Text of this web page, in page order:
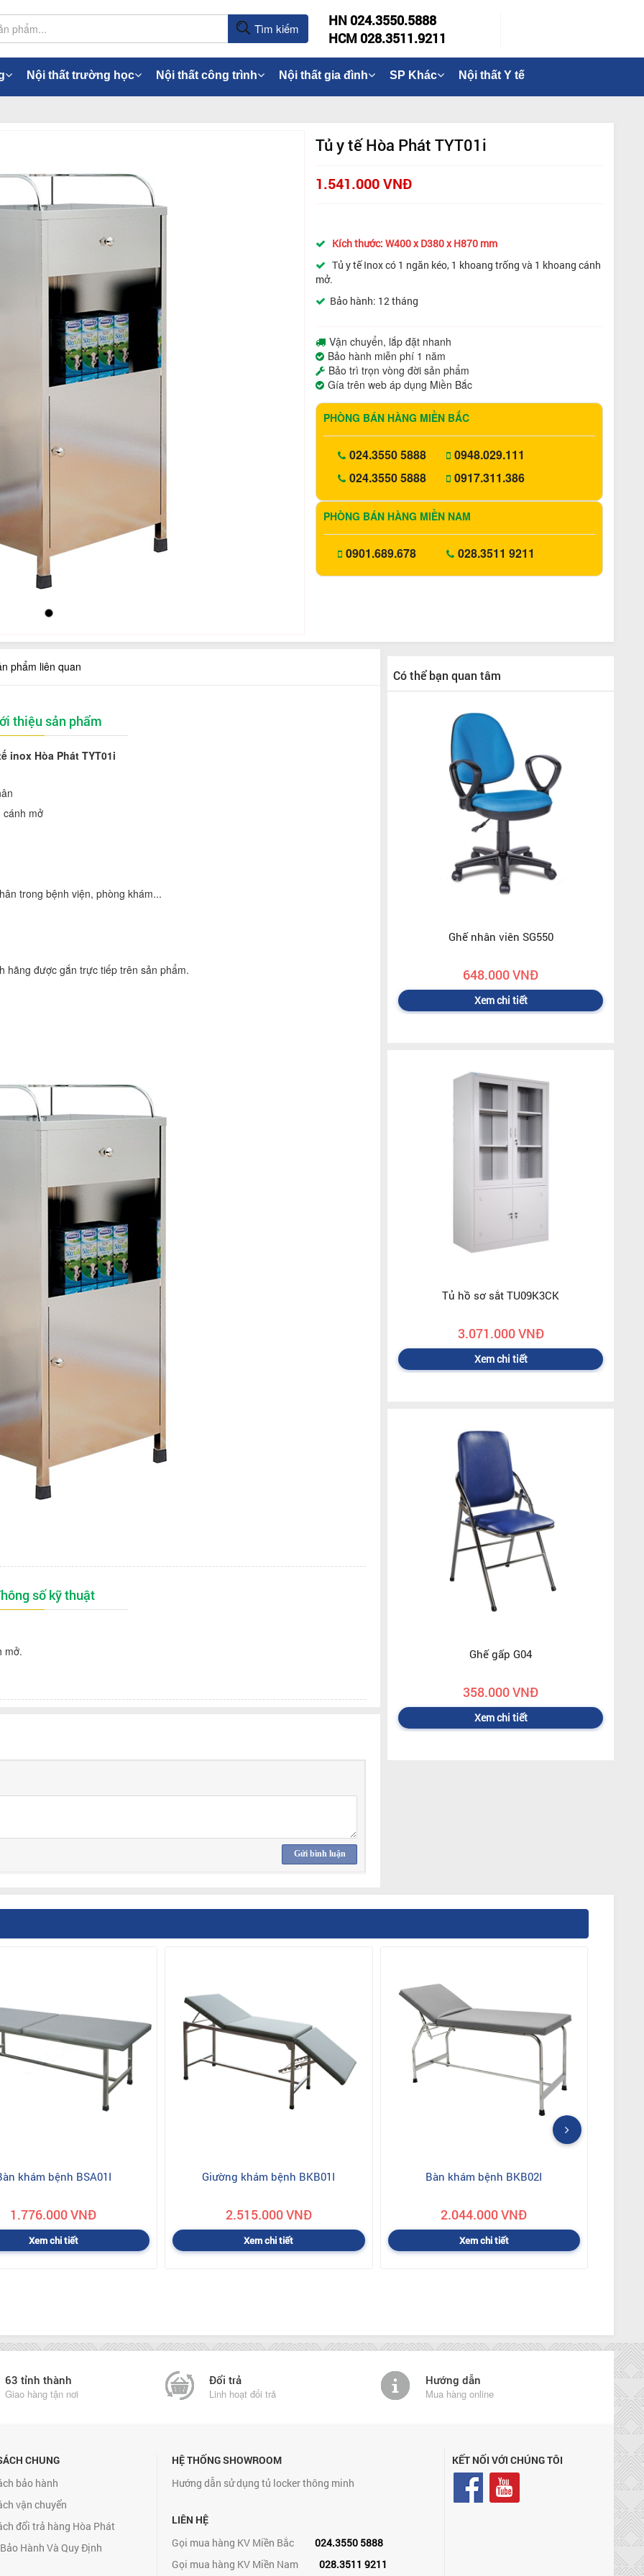
Tìm kiếm
HN 024.3550.5888
HCM 028.3511.9211
Nội thất trường học Nội thất công trình Nội thất gia đình SP Khác Nội thất Y tế
Tủ y tế Hòa Phát TYT01i
1.541.000 VNĐ
Kích thước: W400 x D380 x H870 mm
Tủ y tế Inox có 1 ngăn kéo, 1 khoang trống và 1 khoang cánh
mở.
Bảo hành: 12 tháng
Vận chuyển, lắp đặt nhanh
Bảo hành miễn phí 1 năm
Bảo trì trọn vòng đời sản phẩm
Gía trên web áp dụng Miền Bắc
PHÒNG BÁN HÀNG MIỀN BẮC
024.3550 5888
024.3550 5888
0948.029.111
0917.311.386
PHÒNG BÁN HÀNG MIỀN NAM
0901.689.678 028.3511 9211
phẩm liên quan
thiệu sản phẩm
inox Hòa Phát TYT01i
cánh mở
trong bệnh viện, phòng khám...
hãng được gắn trực tiếp trên sản phẩm.
số kỹ thuật
mở.
Gửi bình luận
Có thể bạn quan tâm
Ghế nhân viên SG550
648.000 VNĐ
Xem chi tiết
Tủ hồ sơ sắt TU09K3CK
3.071.000 VNĐ
Xem chi tiết
Ghế gấp G04
358.000 VNĐ
Xem chi tiết
khám bệnh BSA01I
1.776.000 VNĐ
Xem chi tiết
Giường khám bệnh BKB01I
2.515.000 VNĐ
Xem chi tiết
Bàn khám bệnh BKB02I
2.044.000 VNĐ
Xem chi tiết
63 tỉnh thành
Giao hàng tận nơi
Đổi trả
Linh hoạt đổi trả
Hướng dẫn
Mua hàng online
CHUNG
bảo hành
vận chuyển
đổi trả hàng Hòa Phát
Hành Và Quy Định
HỆ THỐNG SHOWROOM
Hướng dẫn sử dụng tủ locker thông minh
LIÊN HỆ
Gọi mua hàng KV Miền Bắc
024.3550 5888
Gọi mua hàng KV Miền Nam
028.3511 9211
KẾT NỐI VỚI CHÚNG TÔI